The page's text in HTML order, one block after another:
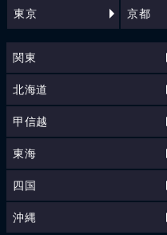
東京 京都
関東
北海道
甲信越
東海
四国
沖縄